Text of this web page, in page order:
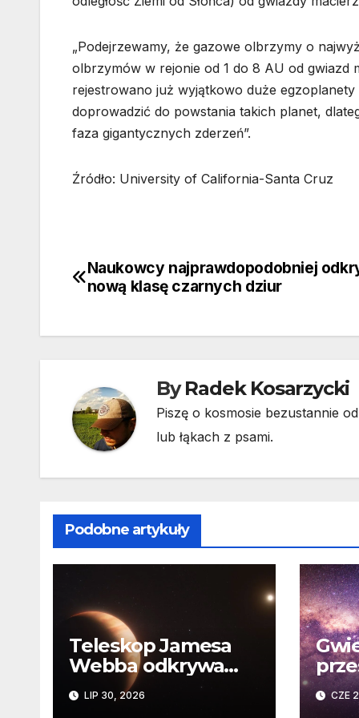
„Podejrzewamy, że gazowe olbrzymy o
olbrzymów w rejonie od 1 do 8 AU od gwiazd
rejestrowano już wyjątkowo duże
doprowadzić do powstania takich planet,
faza gigantycznych zderzeń”.
Źródło: University of California-Santa Cruz
Nawigacja
Naukowcy najprawdopodobniej
nową klasę czarnych dziur
ByRadek Kosarzycki
Piszę o kosmosie bezustannie
lub łąkach z psami.
Podobne artykuły
Teleskop Jamesa
Webba odkrywa
„drugie życie”
planety krążącej
LIP 30, 2026 CZE